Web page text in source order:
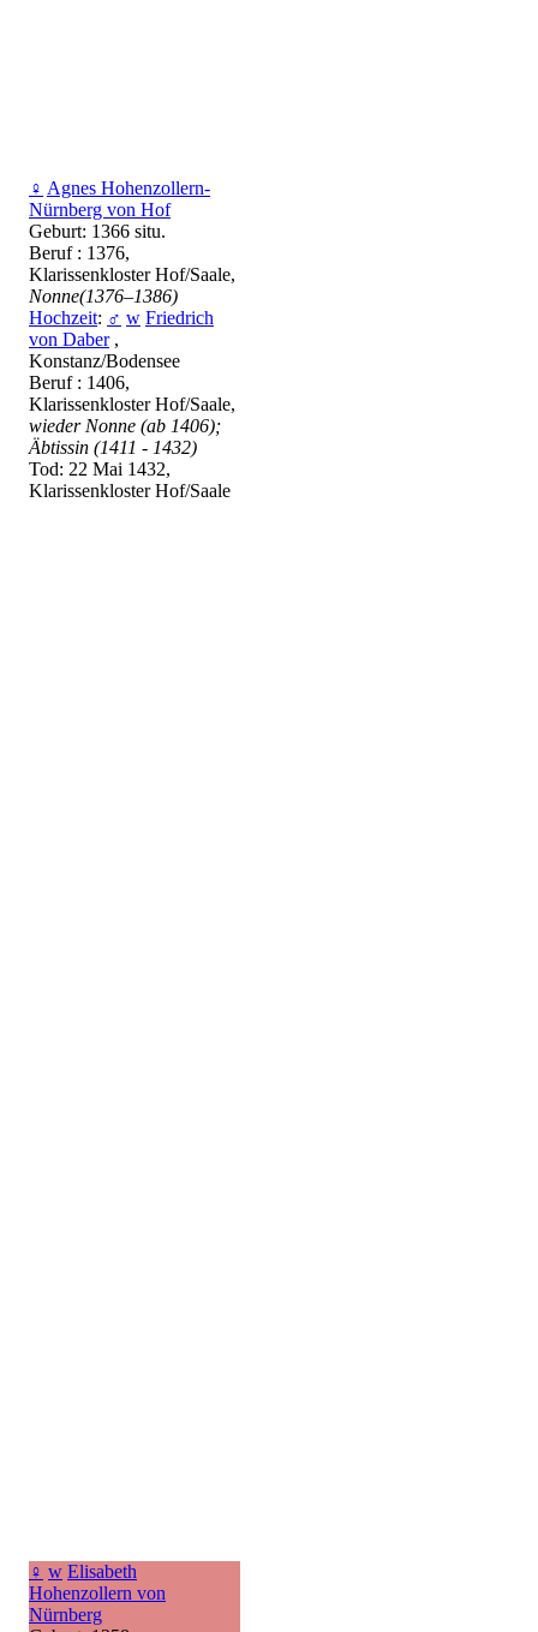
♀ Agnes Hohenzollern-
Nürnberg von Hof
Geburt: 1366 situ.
Beruf : 1376,
Klarissenkloster Hof/Saale,
Nonne(1376–1386)
Hochzeit: ♂ w Friedrich
von Daber,
Konstanz/Bodensee
Beruf : 1406,
Klarissenkloster Hof/Saale,
wieder Nonne (ab 1406);
Äbtissin (1411 - 1432)
Tod: 22 Mai 1432,
Klarissenkloster Hof/Saale
♀ w Elisabeth
Hohenzollern von
Nürnberg